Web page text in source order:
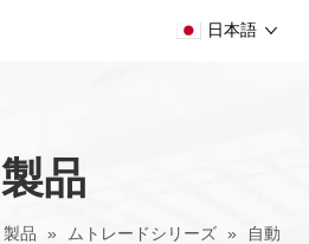
日本語
製品
製品 » ムトレードシリーズ »
自動